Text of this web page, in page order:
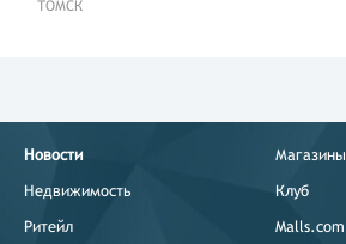
ТОМСК
Новости
Недвижимость
Ритейл
Магазины
Клуб
Malls.com